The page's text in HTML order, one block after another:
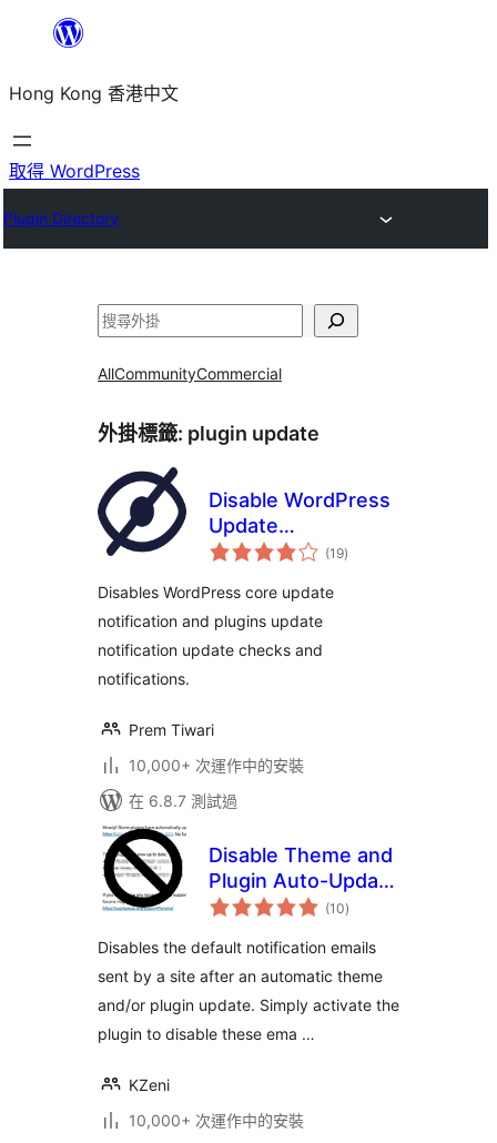
主
要
內
Hong Kong 香港中文
取得 WordPress
Plugin Directory
搜
AllCommunityCommercial
外掛標籤: plugin update
Disable WordPress
Update
Notifications and
Notifications
(19總
評)
Disables WordPress core update
notification and plugins update
notification update checks and
notifications.
Prem Tiwari
10,000+ 次運作中的安裝
在 6.8.7 測試過
Disable Theme and
Plugin Auto-Update
Emails
(10總
評)
Disables the default notification emails
sent by a site after an automatic theme
and/or plugin update. Simply activate the
plugin to disable these ema …
KZeni
10,000+ 次運作中的安裝